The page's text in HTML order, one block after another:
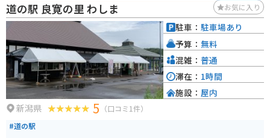
道の駅 良寛の里 わしま お気に入り
新潟県 5 （口コミ1件）
#道の駅
駐車： 駐車場あり
予算： 無料
混雑： 普通
滞在： 1時間
施設： 屋内